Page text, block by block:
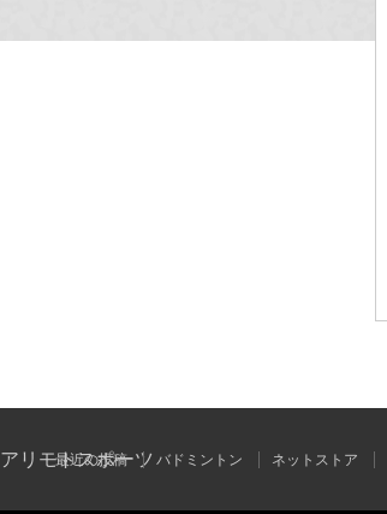
アリモトスポーツ
最近の投稿 バドミントン ネットストア